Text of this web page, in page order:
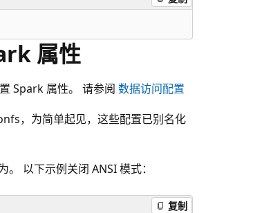
属性
Spark 属性。 请参阅 数据访问配置
，为简单起见，这些配置已别名化
以下示例关闭 ANSI 模式：
复制